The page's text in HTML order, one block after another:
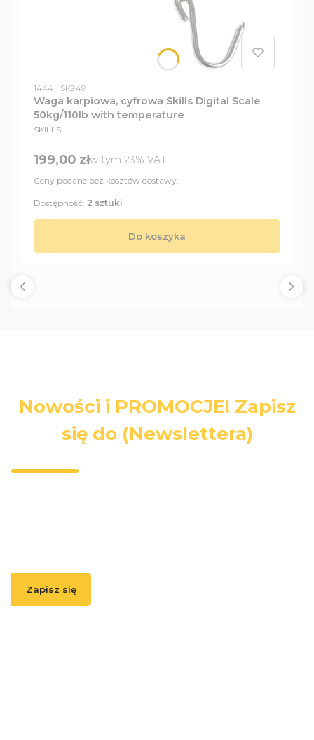
Kod produktu
1444 Kod producenta
SK949
Waga karpiowa, cyfrowa Skills Digital Scale
50kg/110lb with temperature
PRODUCENT
SKILLS
Cena brutto
199,00 złw tym %s VAT
w tym 23% VAT
Ceny podane bez kosztów dostawy.
Do koszyka
Dostępność: 2 sztuki
Nowości i PROMOCJE! Zapisz
się do (Newslettera)
Zapisz się